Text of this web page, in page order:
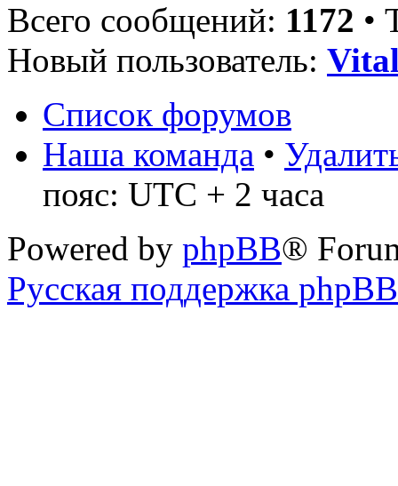
Всего сообщений: 1172 •
Новый пользователь:
Список форумов
Наша команда •
пояс: UTC + 2 часа
Powered by phpBB®
Русская поддержка phpBB